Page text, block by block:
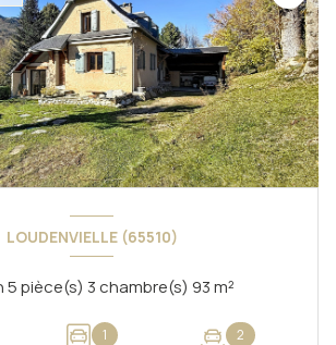
LOUDENVIELLE (65510)
Maison 5 pièce(s) 3 chambre(s) 93 m²
1 2